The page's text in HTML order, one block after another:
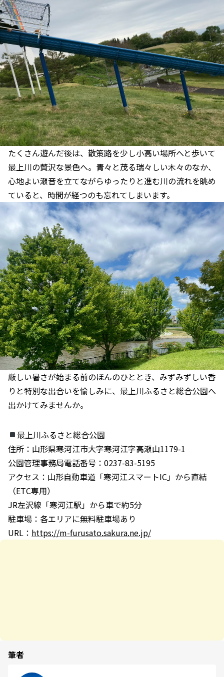
たくさん遊んだ後は、散策路を少し小高い場所へと歩いて
最上川の贅沢な景色へ。青々と茂る瑞々しい木々のなか、
心地よい瀬音を立てながらゆったりと進む川の流れを眺め
ていると、時間が経つのも忘れてしまいます。
厳しい暑さが始まる前のほんのひととき、みずみずしい香
りと特別な出合いを愉しみに、最上川ふるさと総合公園へ
出かけてみませんか。
最上川ふるさと総合公園
住所：山形県寒河江市大字寒河江字高瀬山1179-1
公園管理事務局電話番号：0237-83-5195
アクセス：山形自動車道「寒河江スマートIC」から直結
（ETC専用）
JR左沢線「寒河江駅」から車で約5分
駐車場：各エリアに無料駐車場あり
URL： https://m-furusato.sakura.ne.jp/
筆者